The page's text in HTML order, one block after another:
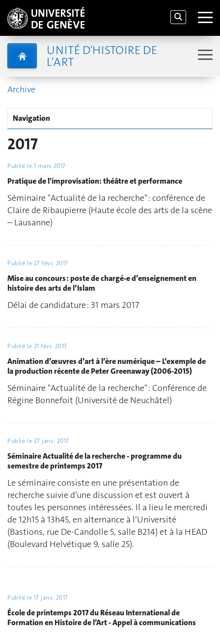
UNITÉ D'HISTOIRE DE
L'ART
Archive
Navigation
2017
Publié le 1 mars 2017
Pratique de l'improvisation: théâtre et performance
Séminaire "Actualité de la recherche" : conférence de
Claire de Ribaupierre (Haute école des arts de la scène
– Lausanne)
Publié le 27 févr. 2017
Mise au concours : poste de chargé-e d’enseignement en
histoire des arts de l’Islam
Délai de candidature : 31 mars 2017
Publié le 21 févr. 2017
Animation d’œuvres d’art à l’ère numérique – L’exemple de
la production récente de Peter Greenaway (2006-2015)
Séminaire "Actualité de la recherche" : Conférence de
Régine Bonnefoit (Université de Neuchâtel)
Publié le 27 janv. 2017
Séminaire Actualité de la recherche - programme du
semestre de printemps 2017
Le séminaire consiste en une présentation de
recherche suivie d’une discussion et est ouvert à
toutes les personnes intéressées. Il a lieu le mercredi
de 12h15 à 13h45, en alternance à l’Université
(Bastions, rue De-Candolle 5, salle B214) et à la HEAD
(Boulevard Helvétique 9, salle 25).
Publié le 17 janv. 2017
École de printemps 2017 du Réseau International de
Formation en Histoire de l’Art - Appel à communications